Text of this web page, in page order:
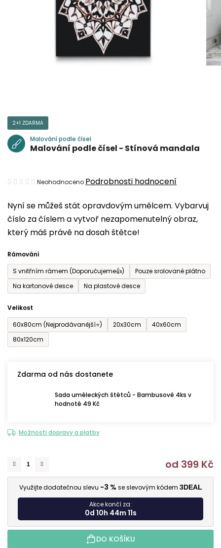
Nyní se můžeš stát opravdovým umělcem. Vybarvuj
číslo za číslem a vytvoř nezapomenutelný obraz,
který máš právě na dosah štětce!
Rámování
S vnitřním rámem (Doporučujeme👍)
Pouze srolované plátno
Na kartonové desce
Na plastové desce
Velikost
60x80cm (Nejprodávanější⭐)
20x30cm
40x60cm
80x120cm
Zdarma od nás dostanete
Sada uměleckých štětců - Bambusové 4ks v
hodnotě 49 Kč
Možnosti dopravy a platby
od 399 Kč
Využijte dodatečnou slevu -3 % se slevovým kódem 3DEAL
Akce končí za:
0d 10h 44m 10s
DO KOŠÍKU
2+1 ZDARMA
Malování podle čísel
Malování podle čísel - Stínová mandala
Průměrné
produktu
je
0,0
5
hvězdiček.
Neohodnoceno Podrobnosti hodnocení